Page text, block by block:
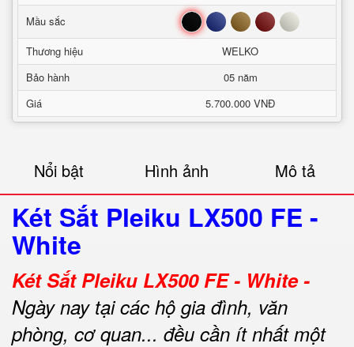
Mầu sắc
Đen Xanh Nâu Đỏ Trắng
Thương hiệu
WELKO
Bảo hành
05 năm
Giá
5.700.000 VNĐ
Nổi bật Hình ảnh Mô tả
Két Sắt Pleiku LX500 FE -
White
Két Sắt Pleiku LX500 FE - White -
Ngày nay tại các hộ gia đình, văn
phòng, cơ quan... đều cần ít nhất một